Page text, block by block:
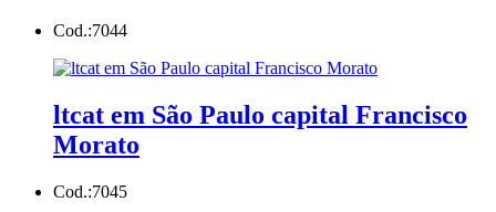
Cod.:7044
ltcat em São Paulo capital Francisco
Morato
Cod.:7045